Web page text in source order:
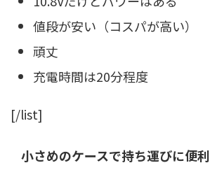
値段が安い（コスパが高い）
頑丈
充電時間は20分程度
[/list]
小さめのケースで持ち運びに便利